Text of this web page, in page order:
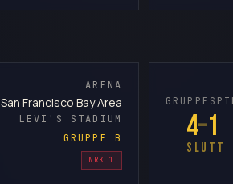
ARENA
San Francisco Bay Area
LEVI'S STADIUM
GRUPPE B
NRK 1
4–1
SLUTT